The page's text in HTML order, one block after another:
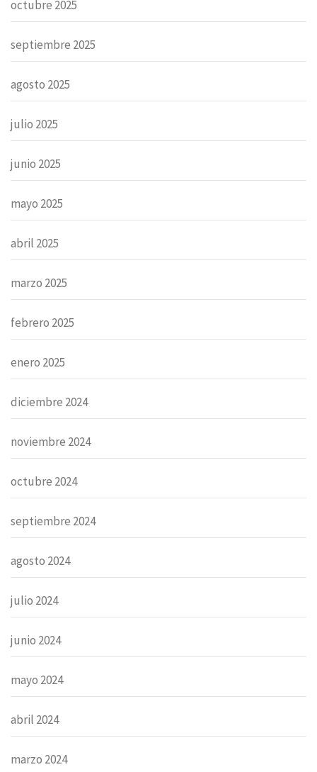
octubre 2025
septiembre 2025
agosto 2025
julio 2025
junio 2025
mayo 2025
abril 2025
marzo 2025
febrero 2025
enero 2025
diciembre 2024
noviembre 2024
octubre 2024
septiembre 2024
agosto 2024
julio 2024
junio 2024
mayo 2024
abril 2024
marzo 2024